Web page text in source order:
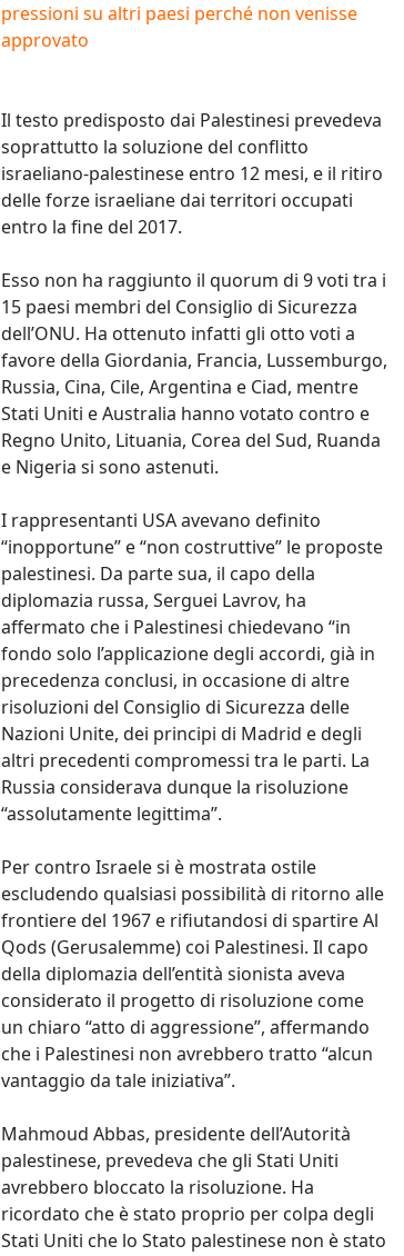
pressioni su altri paesi perché non venisse
approvato
Il testo predisposto dai Palestinesi prevedeva
soprattutto la soluzione del conflitto
israeliano-palestinese entro 12 mesi, e il ritiro
delle forze israeliane dai territori occupati
entro la fine del 2017.
Esso non ha raggiunto il quorum di 9 voti tra i
15 paesi membri del Consiglio di Sicurezza
dell’ONU. Ha ottenuto infatti gli otto voti a
favore della Giordania, Francia, Lussemburgo,
Russia, Cina, Cile, Argentina e Ciad, mentre
Stati Uniti e Australia hanno votato contro e
Regno Unito, Lituania, Corea del Sud, Ruanda
e Nigeria si sono astenuti.
I rappresentanti USA avevano definito
“inopportune” e “non costruttive” le proposte
palestinesi. Da parte sua, il capo della
diplomazia russa, Serguei Lavrov, ha
affermato che i Palestinesi chiedevano “in
fondo solo l’applicazione degli accordi, già in
precedenza conclusi, in occasione di altre
risoluzioni del Consiglio di Sicurezza delle
Nazioni Unite, dei principi di Madrid e degli
altri precedenti compromessi tra le parti. La
Russia considerava dunque la risoluzione
“assolutamente legittima”.
Per contro Israele si è mostrata ostile
escludendo qualsiasi possibilità di ritorno alle
frontiere del 1967 e rifiutandosi di spartire Al
Qods (Gerusalemme) coi Palestinesi. Il capo
della diplomazia dell’entità sionista aveva
considerato il progetto di risoluzione come
un chiaro “atto di aggressione”, affermando
che i Palestinesi non avrebbero tratto “alcun
vantaggio da tale iniziativa”.
Mahmoud Abbas, presidente dell’Autorità
palestinese, prevedeva che gli Stati Uniti
avrebbero bloccato la risoluzione. Ha
ricordato che è stato proprio per colpa degli
Stati Uniti che lo Stato palestinese non è stato